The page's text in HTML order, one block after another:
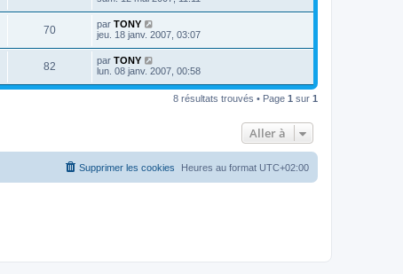
70 par TONY
jeu. 18 janv. 2007, 03:07
82 par TONY
lun. 08 janv. 2007, 00:58
8 résultats trouvés • Page 1 sur 1
Aller à
Heures au format UTC+02:00
Supprimer les cookies